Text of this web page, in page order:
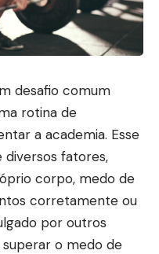
desafio comum
rotina de
a academia. Esse
diversos fatores,
corpo, medo de
corretamente ou
por outros
o medo de